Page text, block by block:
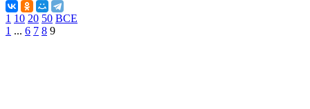
1 10 20 50 ВСЕ
1 ... 6 7 8 9